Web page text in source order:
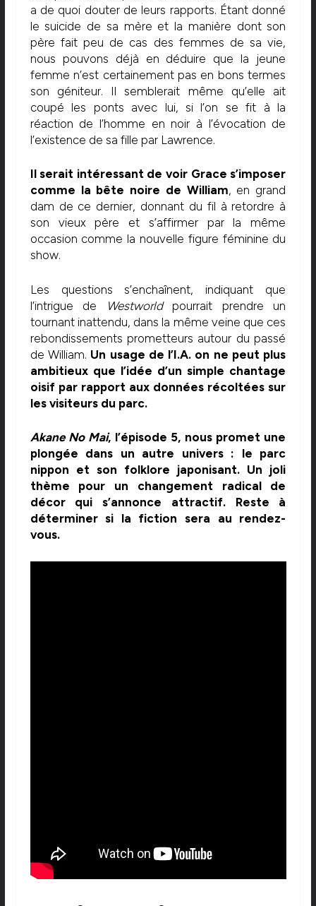
a de quoi douter de leurs rapports. Étant donné
le suicide de sa mère et la manière dont son
père fait peu de cas des femmes de sa vie,
nous pouvons déjà en déduire que la jeune
femme n’est certainement pas en bons termes
son géniteur. Il semblerait même qu’elle ait
coupé les ponts avec lui, si l’on se fit à la
réaction de l’homme en noir à l’évocation de
l’existence de sa fille par Lawrence.
Il serait intéressant de voir Grace s’imposer
comme la bête noire de William, en grand
dam de ce dernier, donnant du fil à retordre à
son vieux père et s’affirmer par la même
occasion comme la nouvelle figure féminine du
show.
Les questions s’enchaînent, indiquant que
l’intrigue de
Westworldpourrait prendre un
tournant inattendu, dans la même veine que ces
rebondissements prometteurs autour du passé
de William. Un usage de l’I.A. on ne peut plus
ambitieux que l’idée d’un simple chantage
oisif par rapport aux données récoltées sur
les visiteurs du parc.
Akane No Mai, l’épisode 5, nous promet une
plongée dans un autre univers : le parc
nippon et son folklore japonisant. Un joli
thème pour un changement radical de
décor qui s’annonce attractif. Reste à
déterminer si la fiction sera au rendez-
vous.